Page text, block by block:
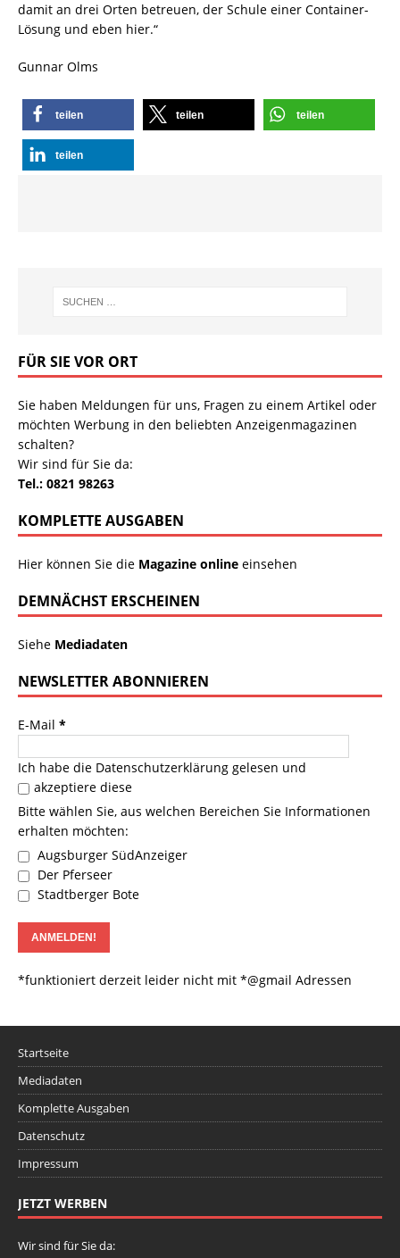
damit an drei Orten betreuen, der Schule einer Container-
Lösung und eben hier.“
Gunnar Olms
teilen teilen teilen
teilen
FÜR SIE VOR ORT
Sie haben Meldungen für uns, Fragen zu einem Artikel oder
möchten Werbung in den beliebten Anzeigenmagazinen
schalten?
Wir sind für Sie da:
Tel.: 0821 98263
KOMPLETTE AUSGABEN
Hier können Sie die Magazine online einsehen
DEMNÄCHST ERSCHEINEN
Siehe Mediadaten
NEWSLETTER ABONNIEREN
E-Mail *
Ich habe die Datenschutzerklärung gelesen und
akzeptiere diese
Bitte wählen Sie, aus welchen Bereichen Sie Informationen
erhalten möchten:
Augsburger SüdAnzeiger
Der Pferseer
Stadtberger Bote
*funktioniert derzeit leider nicht mit *@gmail Adressen
Startseite
Mediadaten
Komplette Ausgaben
Datenschutz
Impressum
JETZT WERBEN
Wir sind für Sie da: